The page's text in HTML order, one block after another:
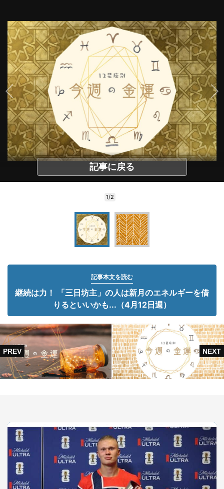
記事に戻る
1/2
記事本文を読む
継続は力！ 「三日坊主」の人は新月のエネルギーを借
りるといいかも...（4月12日週）